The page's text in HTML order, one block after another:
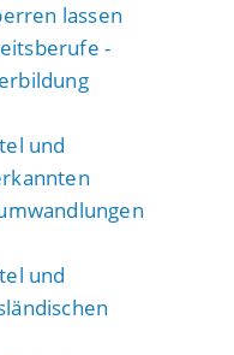
lassen
-
und
und